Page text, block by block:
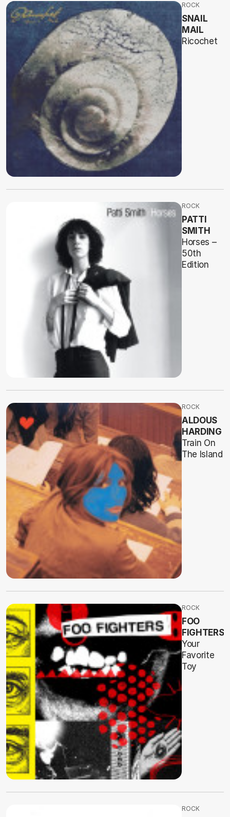
ROCK
SNAIL
MAIL
Ricochet
ROCK
PATTI
SMITH
Horses –
50th
Edition
ROCK
ALDOUS
HARDING
Train On
The Island
ROCK
FOO
FIGHTERS
Your
Favorite
Toy
ROCK